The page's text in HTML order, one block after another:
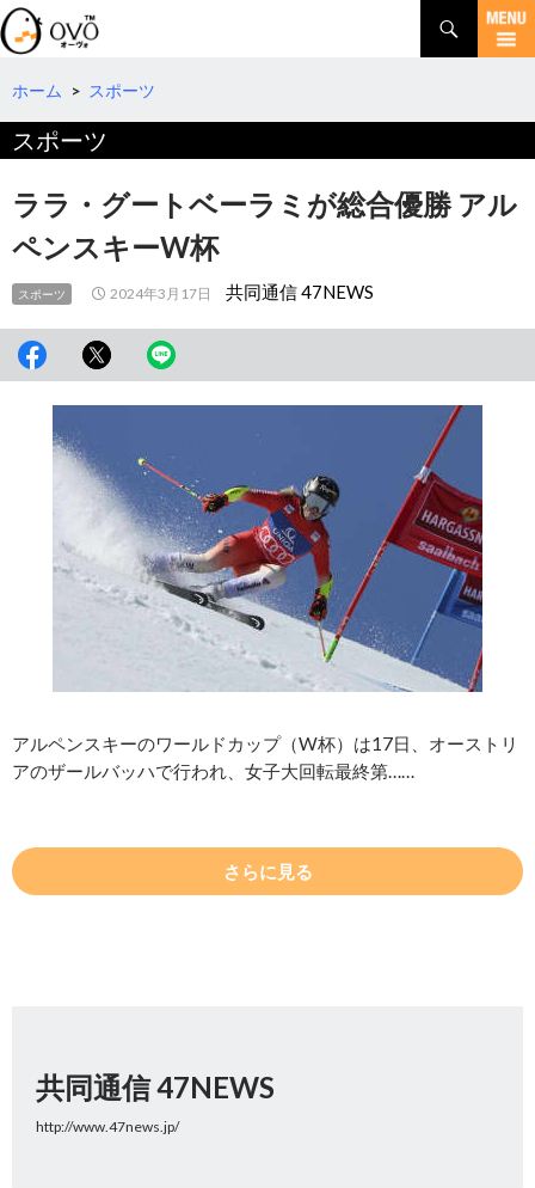
検
索
コ
テ
へ
ホーム > スポーツ
スポーツ
ララ・グートベーラミが総合優勝 アル
ペンスキーW杯
スポーツ 2024年3月17日 共同通信 47NEWS
アルペンスキーのワールドカップ（W杯）は17日、オーストリ
アのザールバッハで行われ、女子大回転最終第……
さらに見る
共同通信 47NEWS
http://www.47news.jp/